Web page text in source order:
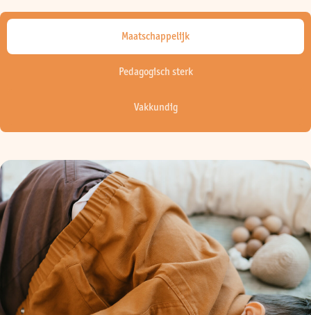
Maatschappelijk
Pedagogisch sterk
Vakkundig